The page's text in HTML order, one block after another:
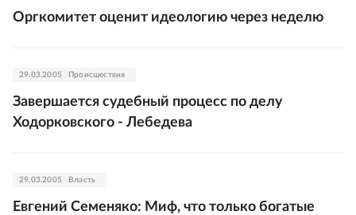
Оргкомитет оценит идеологию через неделю
29.03.2005 Происшествия
Завершается судебный процесс по делу
Ходорковского - Лебедева
29.03.2005 Власть
Евгений Семеняко: Миф, что только богатые